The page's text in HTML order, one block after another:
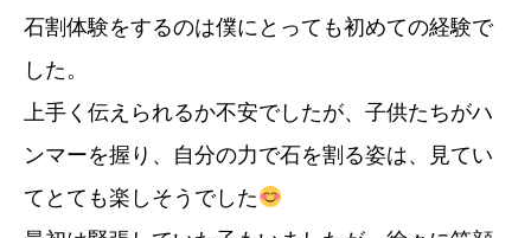
石割体験をするのは僕にとっても初めての経験で
した。
上手く伝えられるか不安でしたが、子供たちがハ
ンマーを握り、自分の力で石を割る姿は、見てい
てとても楽しそうでした